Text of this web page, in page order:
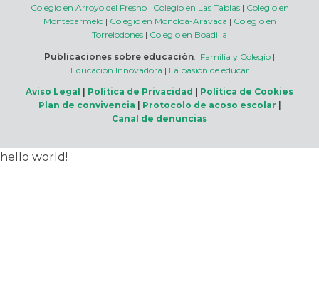
Colegio en Arroyo del Fresno| Colegio en Las Tablas| Colegio en
Montecarmelo| Colegio en Moncloa-Aravaca | Colegio en
Torrelodones | Colegio en Boadilla
Publicaciones sobre educación: Familia y Colegio |
Educación Innovadora | La pasión de educar
Aviso Legal | Política de Privacidad | Política de Cookies
Plan de convivencia | Protocolo de acoso escolar |
Canal de denuncias
hello world!